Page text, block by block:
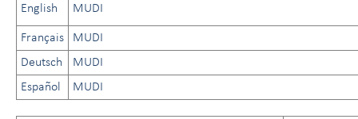
English MUDI
Français
MUDI
Deutsch
MUDI
Español
MUDI